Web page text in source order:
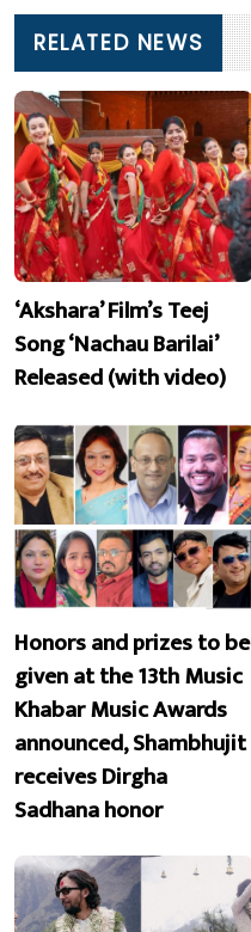
RELATED NEWS
‘Akshara’ Film’s Teej
Song ‘Nachau Barilai’
Released (with video)
Honors and prizes to be
given at the 13th Music
Khabar Music Awards
announced, Shambhujit
receives Dirgha
Sadhana honor